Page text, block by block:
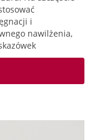
i
nawilżenia,